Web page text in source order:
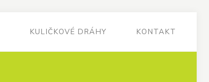
KULIČKOVÉ DRÁHY KONTAKT